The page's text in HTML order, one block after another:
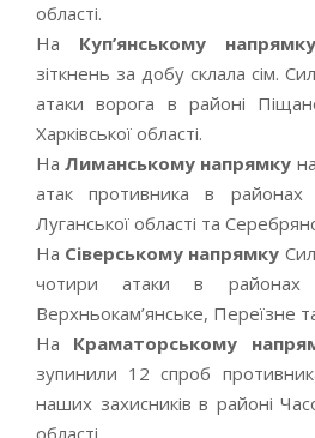
області.
На Куп’янському напрямку
зіткнень за добу склала сім.
атаки ворога в районі
Харківської області.
НаЛиманському напрямку
атак противника в районах
Луганської області та
На Сіверському напрямку
чотири атаки в районах
Верхньокам’янське, Переїзне
На Краматорському
зупинили 12 спроб
наших захисників в районі
області.